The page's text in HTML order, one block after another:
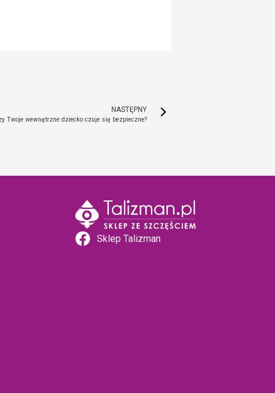
NASTĘPNY
Twoje wewnętrzne dziecko czuje się bezpieczne?
Sklep Talizman